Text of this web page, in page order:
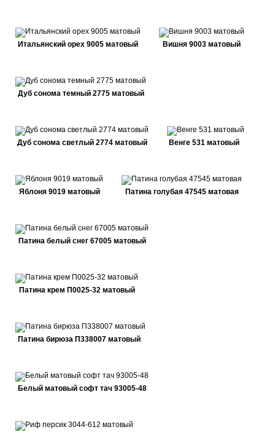
Итальянский орех 9005 матовый Вишня 9003 матовый
Дуб сонома темный 2775 матовый
Дуб сонома светлый 2774 матовый Венге 531 матовый
Яблоня 9019 матовый Патина голубая 47545 матовая
Патина белый снег 67005 матовый
Патина крем П0025-32 матовый
Патина бирюза П338007 матовый
Белый матовый софт тач 93005-48